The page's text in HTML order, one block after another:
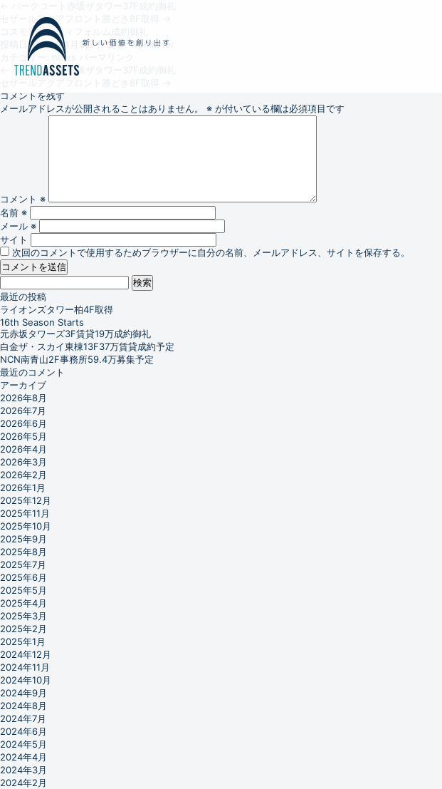
セザールアクアフロント勝どき8F取得
コスモ平井シティフォルム成約御礼
投稿日: 2012年4月3日 作成者: wpmaster
カテゴリー:
news
パークコート赤坂ザタワー37F成約御礼
コメントを残す
メールアドレスが公開されることはありません。
※ が付いている欄は必須項目です
コメント ※
名前 ※
メール ※
サイト
次回のコメントで使用するためブラウザーに自分の名前、メールアドレス、サイトを保存する。
検
索:
最近の投稿
ライオンズタワー柏4F取得
16th Season Starts
元赤坂タワーズ3F賃貸19万成約御礼
白金ザ・スカイ東棟13F37万賃貸成約予定
NCN南青山2F事務所59.4万募集予定
最近のコメント
アーカイブ
2026年8月
2026年7月
2026年6月
2026年5月
2026年4月
2026年3月
2026年2月
2026年1月
2025年12月
2025年11月
2025年10月
2025年9月
2025年8月
2025年7月
2025年6月
2025年5月
2025年4月
2025年3月
2025年2月
2025年1月
2024年12月
2024年11月
2024年10月
2024年9月
2024年8月
2024年7月
2024年6月
2024年5月
2024年4月
2024年3月
2024年2月